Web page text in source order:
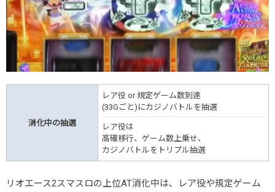
消化中の抽選
レア役 or 規定ゲーム数到達
(33Gごと)にカジノバトルを抽選
レア役は
高確移行、ゲーム数上乗せ、
カジノバトルをトリプル抽選
リオエース2スマスロの上位AT消化中は、レア役や規定ゲーム